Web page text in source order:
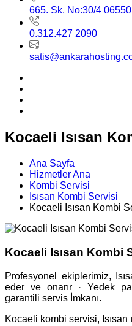
665. Sk. No:30/4
0.312.427 2090
Kocaeli Isısan
Ana Sayfa
Hizmetler Ana
Kombi Servisi
Isısan Kombi Servisi
Kocaeli Isısan Kombi
Kocaeli Isısan Kombi
Profesyonel ekiplerimiz,
eder ve onarır · Yedek
garantili servis İmkanı.
Kocaeli kombi servisi, Isısan